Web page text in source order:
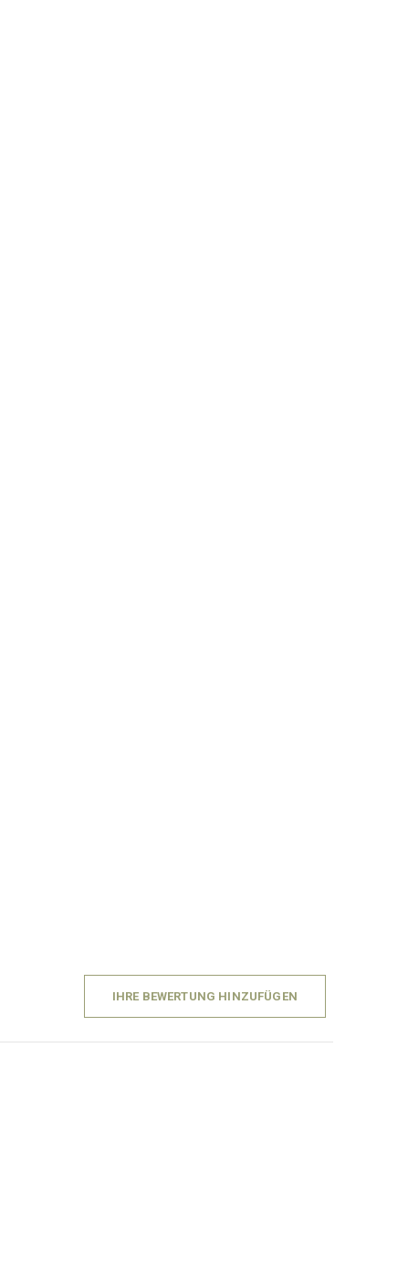
IHRE BEWERTUNG HINZUFÜGEN